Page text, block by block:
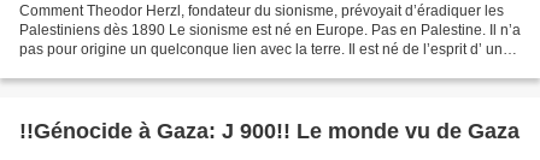
Comment Theodor Herzl, fondateur du sionisme, prévoyait d’éradiquer les
Palestiniens dès 1890 Le sionisme est né en Europe. Pas en Palestine. Il n’a
pas pour origine un quelconque lien avec la terre. Il est né de l’esprit d’ un
!!Génocide à Gaza: J 900!! Le monde vu de Gaza